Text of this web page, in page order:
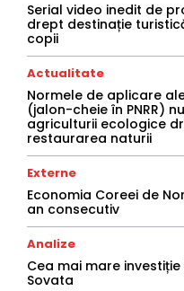
Serial video inedit de
drept destinație
copii
Actualitate
Normele de aplicare
(jalon-cheie în PNRR)
agriculturii ecologice
restaurarea naturii
Externe
Economia Coreei de
an consecutiv
Analize
Cea mai mare investiție
Sovata